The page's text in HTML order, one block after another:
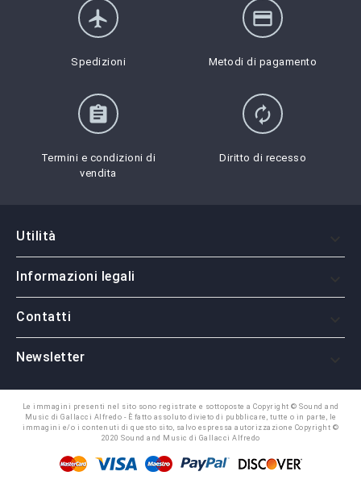
flight
Spedizioni
credit_card
Metodi di pagamento
assignment
Termini e condizioni di
vendita
autorenew
Diritto di recesso
Utilità
Informazioni legali
Contatti
Newsletter
Le immagini presenti nel sito sono registrate e sottoposte a Copyright © Sound and
Music di Gallacci Alfredo - È fatto assoluto divieto di pubblicare, tutte o in parte, le
immagini e/o i contenuti di questo sito, salvo espressa autorizzazione Copyright ©
2020 Sound and Music di Gallacci Alfredo